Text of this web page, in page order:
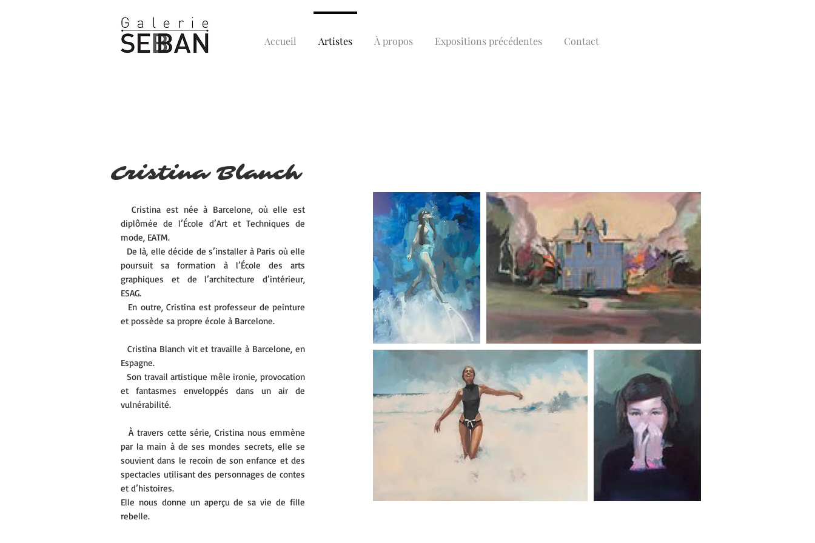
Accueil Artistes À propos Expositions précédentes Contact
Cristina Blanch
Cristina est née à Barcelone, où elle est
diplômée de l’École d’Art et Techniques de
mode, EATM.
De là, elle décide de s’installer à Paris où elle
poursuit sa formation à l’École des arts
graphiques et de l’architecture d’intérieur,
ESAG.
En outre, Cristina est professeur de peinture
et possède sa propre école à Barcelone.
Cristina Blanch vit et travaille à Barcelone, en
Espagne.
Son travail artistique mêle ironie, provocation
et fantasmes enveloppés dans un air de
vulnérabilité.
À travers cette série, Cristina nous emmène
par la main à de ses mondes secrets, elle se
souvient dans le recoin de son enfance et des
spectacles utilisant des personnages de contes
et d’histoires.
Elle nous donne un aperçu de sa vie de fille
rebelle.